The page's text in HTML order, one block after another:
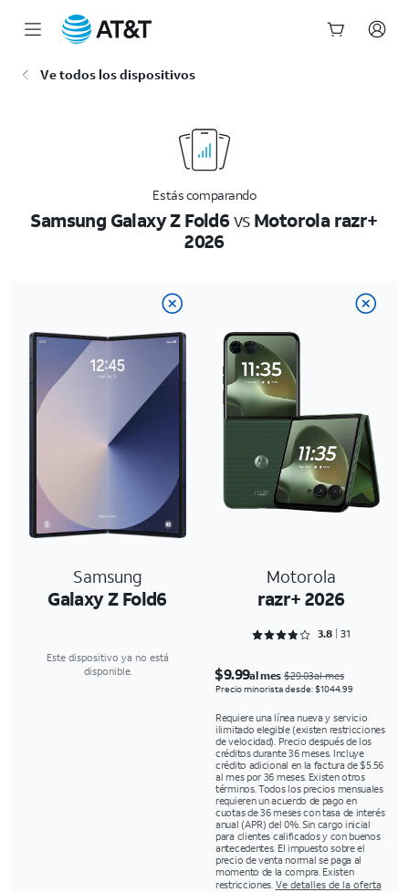
Ve todos los dispositivos
Estás comparando
Samsung Galaxy Z Fold6vsMotorola razr+
2026
Samsung
Galaxy Z Fold6
Motorola
razr+ 2026
Rated 3.8065 out of 5
3.8 31
Este dispositivo ya no está
disponible.
$9.99al mes$29.03al mes
Precio minorista desde: $1044.99
Requiere una línea nueva y servicio
ilimitado elegible (existen restricciones
de velocidad). Precio después de los
créditos durante 36 meses. Incluye
crédito adicional en la factura de $5.56
al mes por 36 meses. Existen otros
términos. Todos los precios mensuales
requieren un acuerdo de pago en
cuotas de 36 meses con tasa de interés
anual (APR) del 0%. Sin cargo inicial
para clientes calificados y con buenos
antecedentes. El impuesto sobre el
precio de venta normal se paga al
momento de la compra. Existen
restricciones. Ve detalles de la oferta